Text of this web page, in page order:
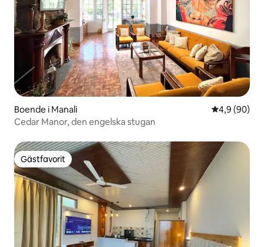
Boende i Manali 4,9 av 5 i
4,9 (90)
Cedar Manor, den engelska stugan
Gästfavorit
Gästfavorit